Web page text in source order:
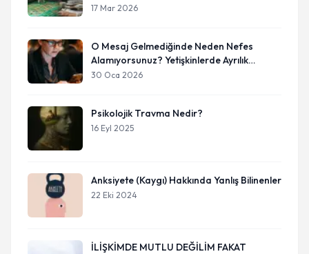
İllüzyonu'
17 Mar 2026
O Mesaj Gelmediğinde Neden Nefes
Alamıyorsunuz? Yetişkinlerde Ayrılık
Kaygısı
30 Oca 2026
Psikolojik Travma Nedir?
16 Eyl 2025
Anksiyete (Kaygı) Hakkında Yanlış Bilinenler
22 Eki 2024
İLİŞKİMDE MUTLU DEĞİLİM FAKAT